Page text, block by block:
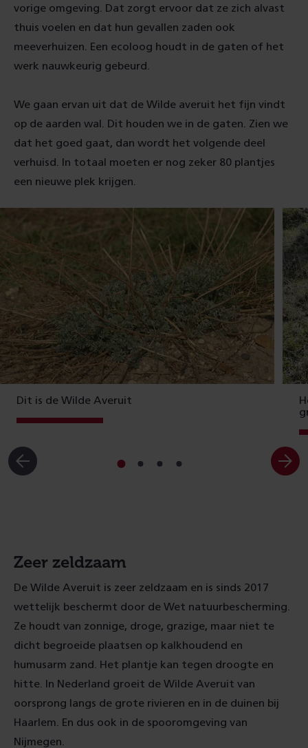
vorige omgeving. Dat zorgt ervoor dat ze zich alvast
thuis voelen en dat hun gevallen zaden ook
meeverhuizen. Een ecoloog houdt in de gaten of het
werk nauwkeurig gebeurd.
We gaan ervan uit dat de Wilde averuit het fijn vindt
op de aarden wal. Dit houden we in de gaten. Zien we
dat het goed gaat, dan wordt het volgende deel
verhuisd. In totaal moeten er nog zeker 80 plantjes
een nieuwe plek krijgen.
Dit is de Wilde Averuit
Ga
Ga
Ga
Ga
Zeer zeldzaam
De Wilde Averuit is zeer zeldzaam en is sinds 2017
wettelijk beschermt door de Wet natuurbescherming.
Ze houdt van zonnige, droge, grazige, maar niet te
dicht begroeide plaatsen op kalkhoudend en
humusarm zand. Het plantje kan tegen droogte en
hitte. In Nederland groeit de Wilde Averuit van
oorsprong langs de grote rivieren en in de duinen bij
Haarlem. En dus ook in de spooromgeving van
Nijmegen.